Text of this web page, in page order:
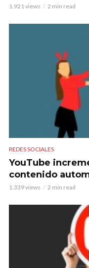
1.921 views 2 min read
REDES SOCIALES
YouTube
contenido
1.339 views 2 min read